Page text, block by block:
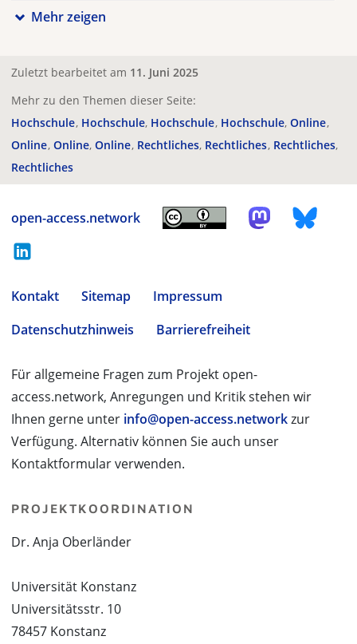
Mehr zeigen
Zuletzt bearbeitet am 11. Juni 2025
Mehr zu den Themen dieser Seite:
Hochschule Hochschule Hochschule Hochschule Online
Online Online Online Rechtliches Rechtliches Rechtliches
Rechtliches
open-access.network
Kontakt Sitemap
Impressum
Datenschutzhinweis
Barrierefreiheit
Für allgemeine Fragen zum Projekt open-
access.network, Anregungen und Kritik stehen wir
Ihnen gerne unter info@open-access.networkzur
Verfügung. Alternativ können Sie auch unser
Kontaktformular verwenden.
PROJEKTKOORDINATION
Dr. Anja Oberländer
Universität Konstanz
Universitätsstr. 10
78457 Konstanz